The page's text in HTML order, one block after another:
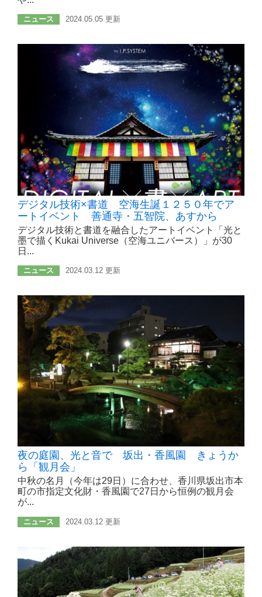
ニュース 2024.05.05 更新
デジタル技術×書道 空海生誕１２５０年でア
ートイベント 善通寺・五智院、あすから
デジタル技術と書道を融合したアートイベント「光と
墨で描くKukai Universe（空海ユニバース）」が30
日...
ニュース 2024.03.12 更新
夜の庭園、光と音で 坂出・香風園 きょうか
ら「観月会」
中秋の名月（今年は29日）に合わせ、香川県坂出市本
町の市指定文化財・香風園で27日から恒例の観月会
が...
ニュース 2024.03.12 更新